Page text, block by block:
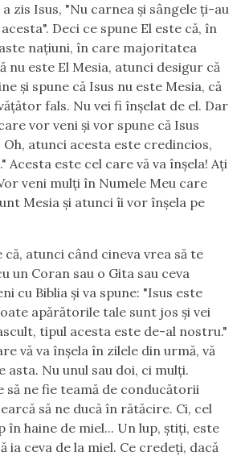
a zis Isus, "Nu carnea şi sângele ţi-au
Deci ce spune El este că, în
naţiuni, în care majoritatea
nu este El Mesia, atunci desigur că
şi spune că Isus nu este Mesia, că
fals. Nu vei fi înşelat de el. Dar
vor veni şi vor spune că Isus
Oh, atunci acesta este credincios,
Acesta este cel care vă va înşela! Aţi
veni mulţi în Numele Meu care
Mesia şi atunci îi vor înşela pe
că, atunci când cineva vrea să te
un Coran sau o Gita sau ceva
cu Biblia şi va spune: "Isus este
apărătorile tale sunt jos şi vei
tipul acesta este de-al nostru."
vă va înşela în zilele din urmă, vă
asta. Nu unul sau doi, ci mulţi.
să ne fie teamă de conducătorii
să ne ducă în rătăcire. Ci, cel
în haine de miel... Un lup, ştiţi, este
ia ceva de la miel. Ce credeţi, dacă